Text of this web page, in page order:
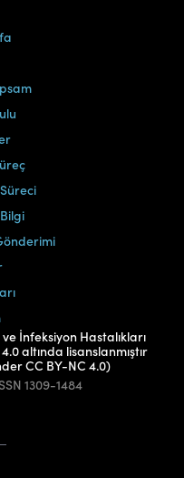
İnfeksiyon Hastalıkları
altında lisanslanmıştır
CC BY-NC 4.0)
1309-1484